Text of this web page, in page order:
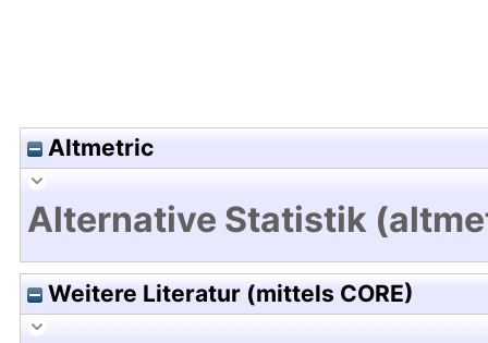
Altmetric
Alternative Statistik
Weitere Literatur (mittels CORE)